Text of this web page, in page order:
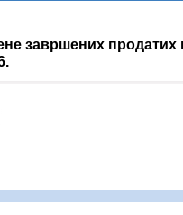
завршених продатих